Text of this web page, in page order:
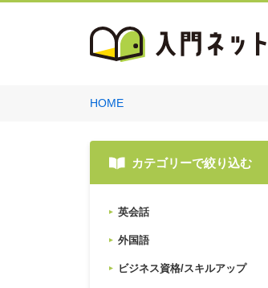
HOME
カテゴリーで絞り込む
英会話
外国語
ビジネス資格/スキルアップ